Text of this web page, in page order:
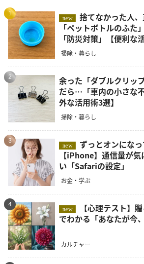
1
new
捨てなかった人、正解です！小さい
「ペットボトルのふた
「防災対策」【便利な
掃除・暮らし
2
余った「ダブルクリッ
だら…「車内の小さな
外な活用術3選】
掃除・暮らし
3
new
【iPhone】通信量が
い「Safariの設定」
お金・学ぶ
4
new
でわかる「あなたが今
カルチャー